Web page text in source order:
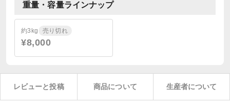
重量・容量ラインナップ
約3kg 売り切れ
¥8,000
レビューと投稿 商品について 生産者について